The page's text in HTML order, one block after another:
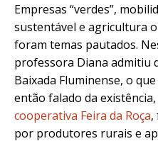
Empresas “verdes”,
sustentável e agricultura
foram temas pautados.
professora Diana admitiu
Baixada Fluminense, o
então falado da
cooperativa Feira da Roça,
por produtores rurais e